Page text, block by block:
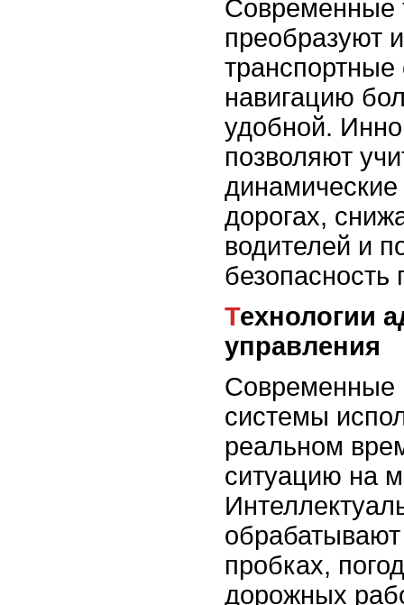
Современные
преобразуют
навигацию
удобной.
позволяют
дорогах,
водителей и
Технологии адаптивного
управления
Современные
системы
реальном
ситуацию на
пробках,
дорожных